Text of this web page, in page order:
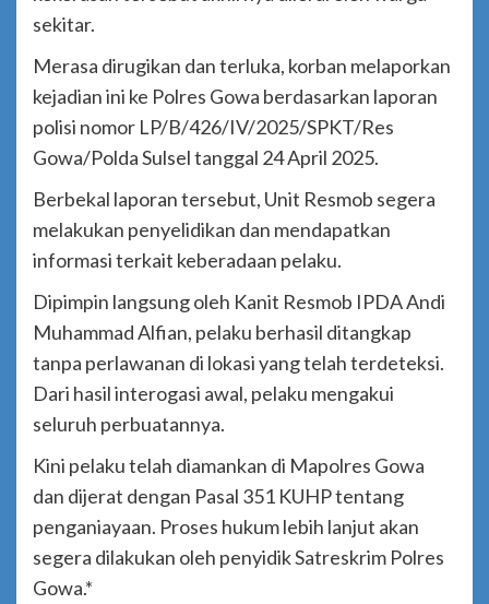
sekitar.
Merasa dirugikan dan terluka, korban melaporkan
kejadian ini ke Polres Gowa berdasarkan laporan
polisi nomor LP/B/426/IV/2025/SPKT/Res
Gowa/Polda Sulsel tanggal 24 April 2025.
Berbekal laporan tersebut, Unit Resmob segera
melakukan penyelidikan dan mendapatkan
informasi terkait keberadaan pelaku.
Dipimpin langsung oleh Kanit Resmob IPDA Andi
Muhammad Alfian, pelaku berhasil ditangkap
tanpa perlawanan di lokasi yang telah terdeteksi.
Dari hasil interogasi awal, pelaku mengakui
seluruh perbuatannya.
Kini pelaku telah diamankan di Mapolres Gowa
dan dijerat dengan Pasal 351 KUHP tentang
penganiayaan. Proses hukum lebih lanjut akan
segera dilakukan oleh penyidik Satreskrim Polres
Gowa.*